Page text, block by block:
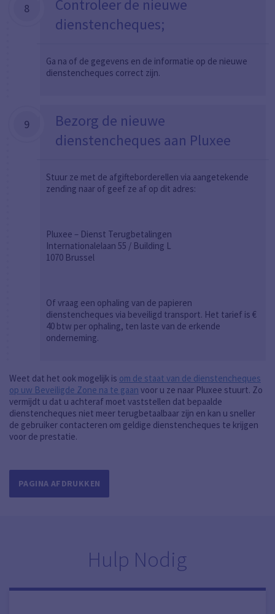
8
Controleer de nieuwe
dienstencheques;
Ga na of de gegevens en de informatie op de nieuwe
dienstencheques correct zijn.
9
Bezorg de nieuwe
dienstencheques aan Pluxee
Stuur ze met de afgifteborderellen via aangetekende
zending naar of geef ze af op dit adres:
Pluxee – Dienst Terugbetalingen
Internationalelaan 55 / Building L
1070 Brussel
Of vraag een ophaling van de papieren
dienstencheques via beveiligd transport. Het tarief is €
40 btw per ophaling, ten laste van de erkende
onderneming.
Weet dat het ook mogelijk is om de staat van de dienstencheques
op uw Beveiligde Zone na te gaan voor u ze naar Pluxee stuurt. Zo
vermijdt u dat u achteraf moet vaststellen dat bepaalde
dienstencheques niet meer terugbetaalbaar zijn en kan u sneller
de gebruiker contacteren om geldige dienstencheques te krijgen
voor de prestatie.
PAGINA AFDRUKKEN
Hulp Nodig